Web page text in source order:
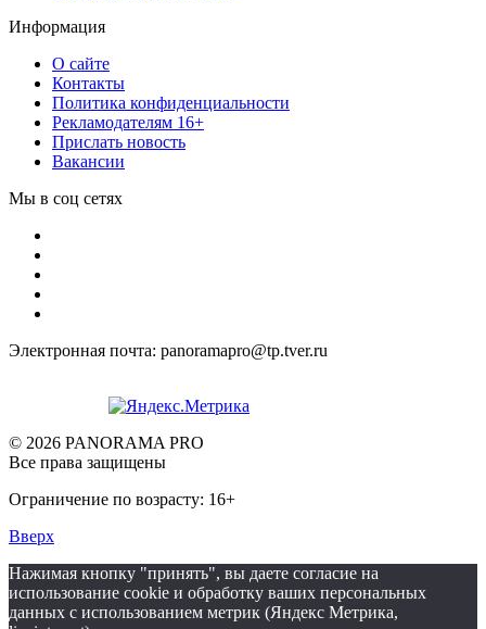
Информация
О сайте
Контакты
Политика конфиденциальности
Рекламодателям 16+
Прислать новость
Вакансии
Мы в соц сетях
Электронная почта: panoramapro@tp.tver.ru
© 2026 PANORAMA PRO
Все права защищены
Ограничение по возрасту: 16+
Вверх
Нажимая кнопку "принять", вы даете согласие на
использование cookie и обработку ваших персональных
данных с использованием метрик (Яндекс Метрика,